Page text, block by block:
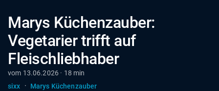
Marys Küchenzauber:
Vegetarier trifft auf
Fleischliebhaber
vom 13.06.2026 · 18 min
sixx
· Marys Küchenzauber